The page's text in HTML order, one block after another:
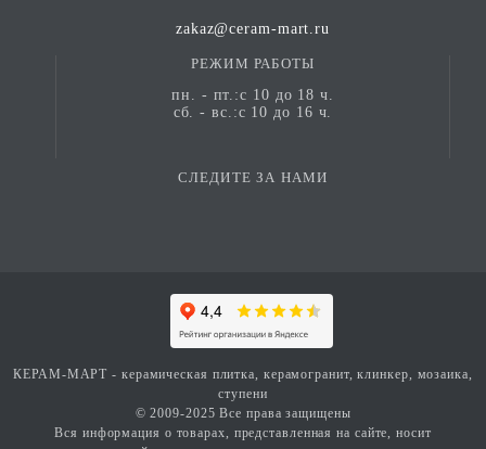
zakaz@ceram-mart.ru
РЕЖИМ РАБОТЫ
пн. - пт.:с 10 до 18 ч.
сб. - вс.:с 10 до 16 ч.
СЛЕДИТЕ ЗА НАМИ
КЕРАМ-МАРТ - керамическая плитка, керамогранит, клинкер, мозаика,
ступени
© 2009-2025 Все права защищены
Вся информация о товарах, представленная на сайте, носит